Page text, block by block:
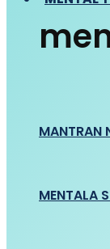
MANTRAN
MENTALA